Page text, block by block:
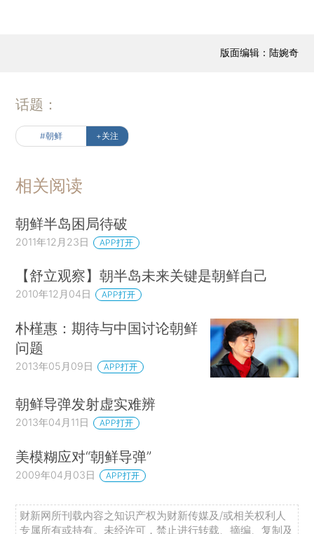
版面编辑：陆婉奇
话题：
#朝鲜 +关注
相关阅读
朝鲜半岛困局待破
2011年12月23日 APP打开
【舒立观察】朝半岛未来关键是朝鲜自己
2010年12月04日 APP打开
朴槿惠：期待与中国讨论朝鲜
问题
2013年05月09日 APP打开
朝鲜导弹发射虚实难辨
2013年04月11日 APP打开
美模糊应对“朝鲜导弹”
2009年04月03日 APP打开
财新网所刊载内容之知识产权为财新传媒及/或相关权利人
专属所有或持有。未经许可，禁止进行转载、摘编、复制及